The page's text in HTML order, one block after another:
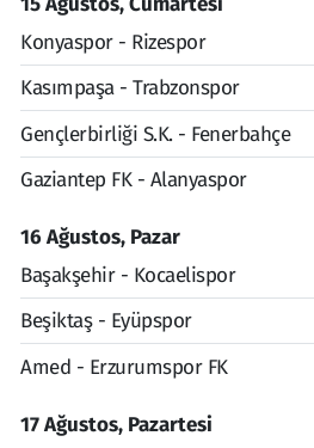
Konyaspor - Rizespor
Kasımpaşa - Trabzonspor
Gençlerbirliği S.K. - Fenerbahçe
Gaziantep FK - Alanyaspor
16 Ağustos, Pazar
Başakşehir - Kocaelispor
Beşiktaş - Eyüpspor
Amed - Erzurumspor FK
17 Ağustos, Pazartesi